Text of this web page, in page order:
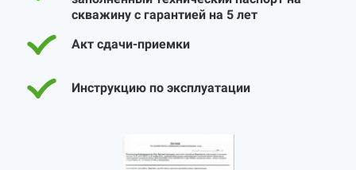
скважину с гарантией на 5 лет
Акт сдачи-приемки
Инструкцию по эксплуатации